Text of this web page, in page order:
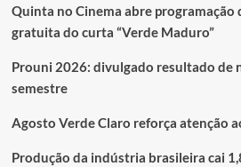
Quinta no Cinema abre programação
gratuita do curta “Verde Maduro”
Prouni 2026: divulgado resultado de
semestre
Agosto Verde Claro reforça atenção
Produção da indústria brasileira cai